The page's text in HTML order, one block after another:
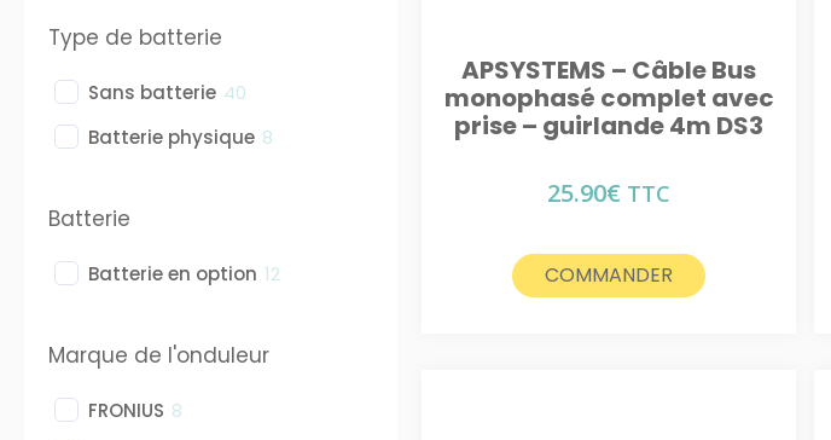
Type de batterie
Sans batterie 40
Batterie physique 8
Batterie
Batterie en option 12
Marque de l'onduleur
FRONIUS 8
APSYSTEMS – Câble Bus
monophasé complet avec
prise – guirlande 4m DS3
25.90€ TTC
COMMANDER